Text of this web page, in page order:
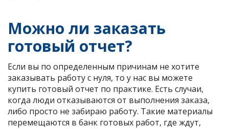
Можно ли заказать
готовый отчет?
Если вы по определенным причинам не хотите
заказывать работу с нуля, то у нас вы можете
купить готовый отчет по практике. Есть случаи,
когда люди отказываются от выполнения заказа,
либо просто не забираю работу. Такие материалы
перемещаются в банк готовых работ, где ждут,